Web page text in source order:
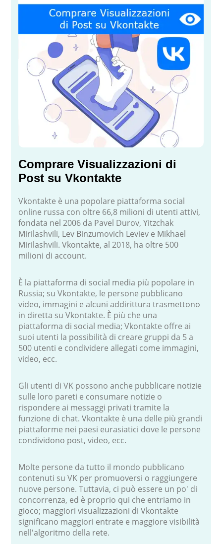
Comprare Visualizzazioni di
Post su Vkontakte
Vkontakte è una popolare piattaforma social
online russa con oltre 66,8 milioni di utenti attivi,
fondata nel 2006 da Pavel Durov, Yitzchak
Mirilashvili, Lev Binzumovich Leviev e Mikhael
Mirilashvili. Vkontakte, al 2018, ha oltre 500
milioni di account.
È la piattaforma di social media più popolare in
Russia; su Vkontakte, le persone pubblicano
video, immagini e alcuni addirittura trasmettono
in diretta su Vkontakte. È più che una
piattaforma di social media; Vkontakte offre ai
suoi utenti la possibilità di creare gruppi da 5 a
500 utenti e condividere allegati come immagini,
video, ecc.
Gli utenti di VK possono anche pubblicare notizie
sulle loro pareti e consumare notizie o
rispondere ai messaggi privati tramite la
funzione di chat. Vkontakte è una delle più grandi
piattaforme nei paesi eurasiatici dove le persone
condividono post, video, ecc.
Molte persone da tutto il mondo pubblicano
contenuti su VK per promuoversi o raggiungere
nuove persone. Tuttavia, ci può essere un po' di
concorrenza, ed è proprio qui che entriamo in
gioco; maggiori visualizzazioni di Vkontakte
significano maggiori entrate e maggiore visibilità
nell'algoritmo della rete.